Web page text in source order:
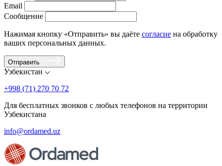
Email
Сообщение
Нажимая кнопку «Отправить» вы даёте согласие на обработку
ваших персональных данных.
Отправить
Узбекистан
+998 (71) 270 70 72
Для бесплатных звонков с любых телефонов на территории
Узбекистана
info@ordamed.uz